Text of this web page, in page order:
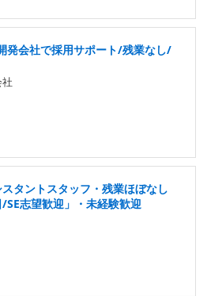
発会社で採用サポート/残業なし/
タントスタッフ・残業ほぼなし
SE志望歓迎」・未経験歓迎